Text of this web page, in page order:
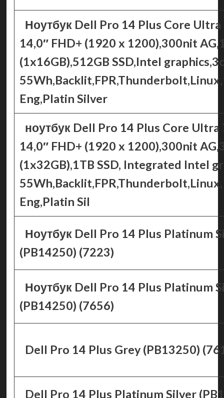
Ноутбук Dell Pro 14 Plus Core Ultra
14,0″ FHD+ (1920 x 1200),300nit
(1x16GB),512GB SSD,Intel
Eng,Platin Silver
ноутбук Dell Pro 14 Plus Core Ultra
14,0″ FHD+ (1920 x 1200),300nit
(1x32GB),1TB SSD, Integrated Intel
Eng,Platin Sil
Ноутбук Dell Pro 14 Plus Platinum
(PB14250) (7223)
Ноутбук Dell Pro 14 Plus Platinum
(PB14250) (7656)
Dell Pro 14 Plus Grey (PB13250)
Dell Pro 14 Plus Platinum Silver